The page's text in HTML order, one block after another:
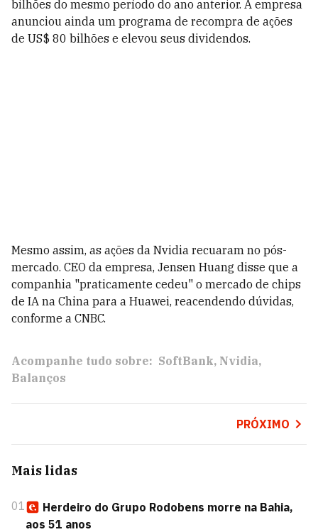
bilhões do mesmo período do ano anterior. A empresa
anunciou ainda um programa de recompra de ações
de US$ 80 bilhões e elevou seus dividendos.
Mesmo assim, as ações da Nvidia recuaram no pós-
mercado. CEO da empresa, Jensen Huang disse que a
companhia "praticamente cedeu" o mercado de chips
de IA na China para a Huawei, reacendendo dúvidas,
conforme a CNBC.
Acompanhe tudo sobre: SoftBank Nvidia
Balanços
PRÓXIMO
Mais lidas
01
Herdeiro do Grupo Rodobens morre na Bahia,
aos 51 anos